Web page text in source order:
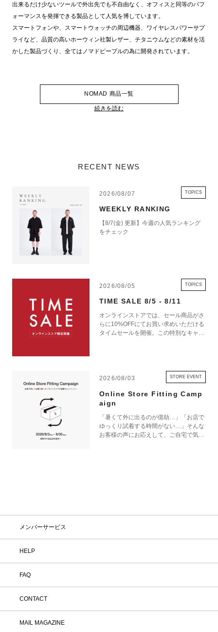
出来るだけ少ないツールで外出先でも不自由なく、オフィスと同等のパフ
ォーマンスを発揮できる製品として人気を博しています。
スマートフォンや、スマートウォッチの周辺機器、ワイヤレスパワーサプ
ライなど、品質の高いホーウィン社製レザー、チタニウムなどの素材を活
かした製品づくり、全てはノマドピープルの為に開発されています。
NOMAD 商品一覧
続きを読む
RECENT NEWS
2026/08/07 TOPICS
WEEKLY RANKING
【8/7(金) 更新】今週の人気ランキング
をチェック
2026/08/05 TOPICS
TIME SALE 8/5 - 8/11
オンラインストアでは、セール商品がさ
らに10%OFFにてお買い求めいただける
タイムセールを開催。この特別なキャン
2026/08/03 STORE EVENT
Online Store Fitting Camp
aign
「暑くて外に出るのが億劫…」「お店で
ゆっくり試着する時間がない…」そんな
お客様の声にお応えして、ご自宅で気軽
いお気に入りを見つけてみませんか？
アウトレット商品は対象外です。 ※商
願いいたします。 ② お問い合わせ内容
メンバーサービス
HELP
FAQ
CONTACT
MAIL MAGAZINE